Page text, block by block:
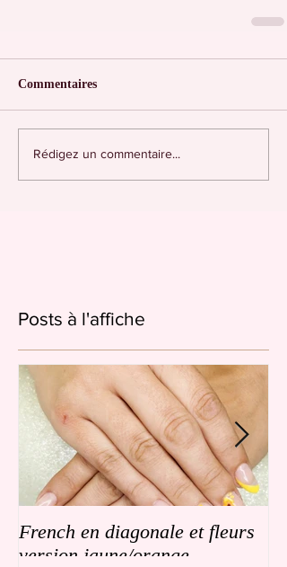
Commentaires
Rédigez un commentaire...
Posts à l'affiche
French en diagonale et fleurs
version jaune/orange